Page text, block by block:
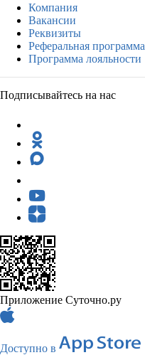
Компания
Вакансии
Реквизиты
Реферальная программа
Программа лояльности
Подписывайтесь на нас
Приложение Суточно.ру
Доступно в